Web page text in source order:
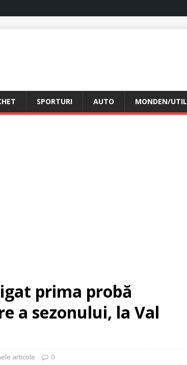
SPORTURI AUTO MONDEN/UTIL
prima probă
a sezonului, la Val
articole 0